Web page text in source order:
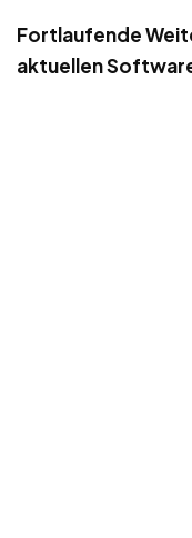
Fortlaufende
aktuellen